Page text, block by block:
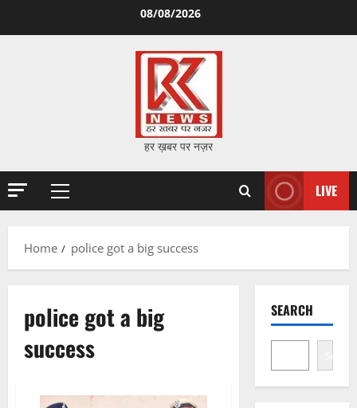
08/08/2026
हर ख़बर पर नज़र
Primary
LIVE
Home police got a big success
police got a big
success
SEARCH
Search